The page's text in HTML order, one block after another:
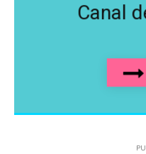
Canal